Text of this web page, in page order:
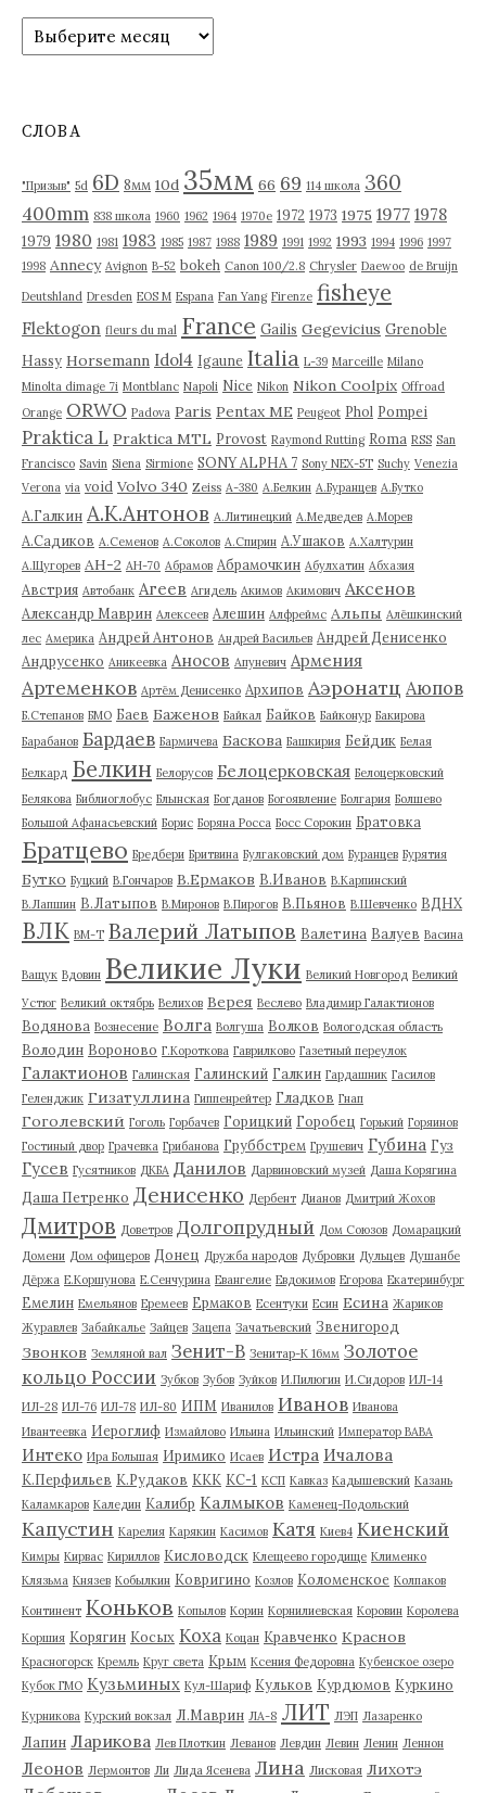
р
в
СЛОВА
"Призыв" 5d 6D 8мм 10d 35мм 66 69 114 школа 360
400mm 838 школа 1960 1962 1964 1970е 1972 1973 1975 1977 1978
1979 1980 1981 1983 1985 1987 1988 1989 1991 1992 1993 1994 1996 1997
1998 Annecy Avignon B-52 bokeh Canon 100/2.8 Chrysler Daewoo de Bruijn
Deutshland Dresden EOS M Espana Fan Yang Firenze fisheye
Flektogon fleurs du mal France Gailis Gegevicius Grenoble
Hassy Horsemann Idol4 Igaune Italia L-39 Marceille Milano
Minolta dimage 7i Montblanc Napoli Nice Nikon Nikon Coolpix Offroad
Orange ORWO Padova Paris Pentax ME Peugeot Phol Pompei
Praktica L Praktica MTL Provost Raymond Rutting Roma RSS San
Francisco Savin Siena Sirmione SONY ALPHA 7 Sony NEX-5T Suchy Venezia
Verona via void Volvo 340 Zeiss А-380 А.Белкин А.Буранцев А.Бутко
А.Галкин А.К.Антонов А.Литинецкий А.Медведев А.Морев
А.Садиков А.Семенов А.Соколов А.Спирин А.Ушаков А.Халтурин
А.Щугорев АН-2 АН-70 Абрамов Абрамочкин Абулхатин Абхазия
Австрия Автобанк Агеев Агидель Акимов Акимович Аксенов
Александр Маврин Алексеев Алешин Алфреймс Альпы Алёшкинский
лес Америка Андрей Антонов Андрей Васильев Андрей Денисенко
Андрусенко Аникеевка Аносов Апуневич Армения
Артеменков Артём Денисенко Архипов Аэронатц Аюпов
Б.Степанов БМО Баев Баженов Байкал Байков Байконур Бакирова
Барабанов Бардаев Бармичева Баскова Башкирия Бейдик Белая
Белкард Белкин Белорусов Белоцерковская Белоцерковский
Белякова Библиоглобус Блынская Богданов Богоявление Болгария Болшево
Большой Афанасьевский Борис Боряна Росса Босс Сорокин Братовка
Братцево Бредбери Бритвина Булгаковский дом Буранцев Бурятия
Бутко Буцкий В.Гончаров В.Ермаков В.Иванов В.Карпинский
В.Лапшин В.Латыпов В.Миронов В.Пирогов В.Пьянов В.Шевченко ВДНХ
ВЛК ВМ-Т Валерий Латыпов Валетина Валуев Васина
Ващук Вдовин Великие Луки Великий Новгород Великий
Устюг Великий октябрь Велихов Верея Веслево Владимир Галактионов
Водянова Вознесение Волга Волгуша Волков Вологодская область
Володин Вороново Г.Короткова Гаврилково Газетный переулок
Галактионов Галинская Галинский Галкин Гардашник Гасилов
Геленджик Гизатуллина Гиппенрейтер Гладков Гнап
Гоголевский Гоголь Горбачев Горицкий Горобец Горький Горяинов
Гостиный двор Грачевка Грибанова Груббстрем Грушевич Губина Гуз
Гусев Гусятников ДКБА Данилов Дарвиновский музей Даша Корягина
Даша Петренко Денисенко Дербент Дианов Дмитрий Жохов
Дмитров Доветров Долгопрудный Дом Союзов Домарацкий
Домени Дом офицеров Донец Дружба народов Дубровки Дульцев Душанбе
Дёржа Е.Коршунова Е.Сенчурина Евангелие Евдокимов Егорова Екатеринбург
Емелин Емельянов Еремеев Ермаков Есентуки Есин Есина Жариков
Журавлев Забайкалье Зайцев Зацепа Зачатьевский Звенигород
Звонков Земляной вал Зенит-В Зенитар-К 16мм Золотое
кольцо России Зубков Зубов Зуйков И.Пилюгин И.Сидоров ИЛ-14
ИЛ-28 ИЛ-76 ИЛ-78 ИЛ-80 ИПМ Иванилов Иванов Иванова
Ивантеевка Иероглиф Измайлово Ильина Ильинский Император ВАВА
Интеко Ира Большая Иримико Исаев Истра Ичалова
К.Перфильев К.Рудаков ККК КС-1 КСП Кавказ Кадышевский Казань
Каламкаров Каледин Калибр Калмыков Каменец-Подольский
Капустин Карелия Карякин Касимов Катя Киев4 Киенский
Кимры Кирвас Кириллов Кисловодск Клещеево городище Клименко
Клязьма Князев Кобылкин Ковригино Козлов Коломенское Колпаков
Континент Коньков Копылов Корин Корнилиевская Коровин Королева
Коршия Корягин Косых Коха Коцан Кравченко Краснов
Красногорск Кремль Круг света Крым Ксения Федоровна Кубенское озеро
Кубок ГМО Кузьминых Кул-Шариф Кульков Курдюмов Куркино
Курникова Курский вокзал Л.Маврин ЛА-8 ЛИТ ЛЭП Лазаренко
Лапин Ларикова Лев Плоткин Леванов Левдин Левин Ленин Леннон
Леонов Лермонтов Ли Лида Ясенева Лина Лисковая Лихотэ